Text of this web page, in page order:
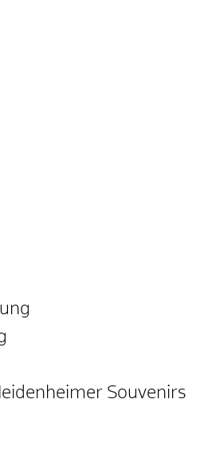
Souvenirs